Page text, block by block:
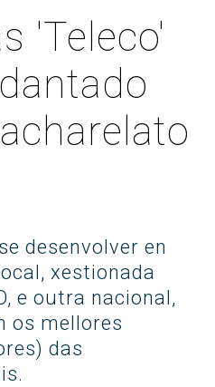
'Teleco'
desenvolver en
xestionada
e outra nacional,
os mellores
das